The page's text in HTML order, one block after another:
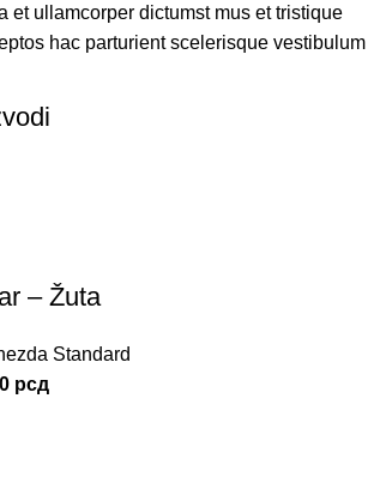
et ullamcorper dictumst mus et tristique
hac parturient scelerisque vestibulum
– Žuta
Standard
рсд